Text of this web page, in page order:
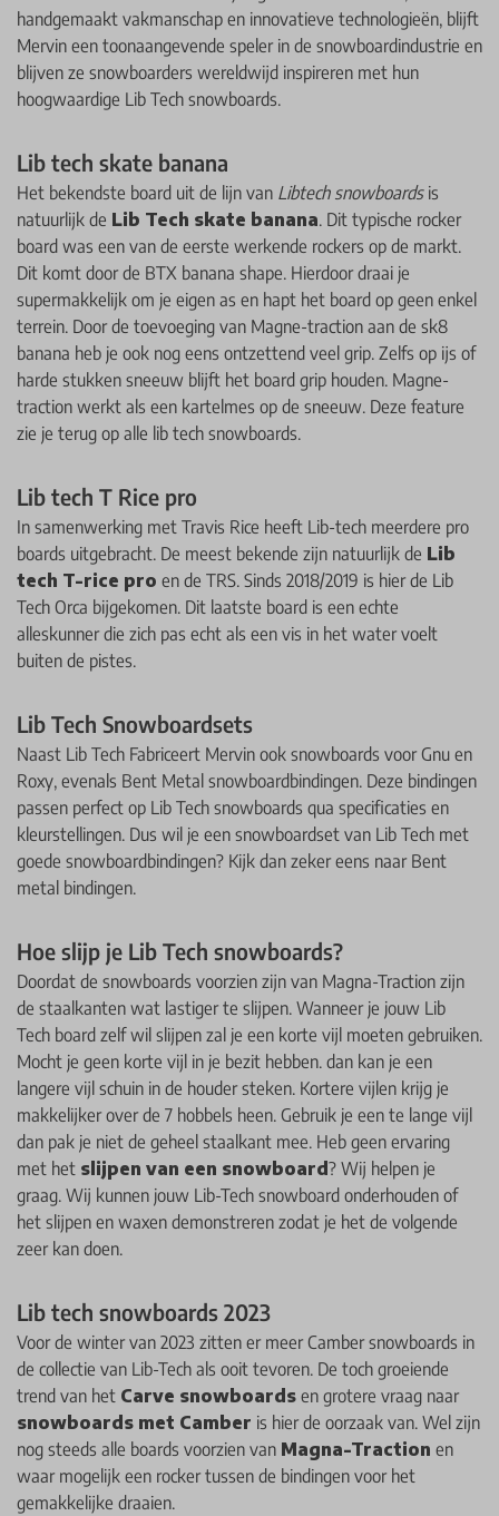
handgemaakt vakmanschap en innovatieve technologieën, blijft
Mervin een toonaangevende speler in de snowboardindustrie en
blijven ze snowboarders wereldwijd inspireren met hun
hoogwaardige Lib Tech snowboards.
Lib tech skate banana
Het bekendste board uit de lijn van Libtech snowboardsis
natuurlijk de Lib Tech skate banana. Dit typische rocker
board was een van de eerste werkende rockers op de markt.
Dit komt door de BTX banana shape. Hierdoor draai je
supermakkelijk om je eigen as en hapt het board op geen enkel
terrein. Door de toevoeging van Magne-traction aan de sk8
banana heb je ook nog eens ontzettend veel grip. Zelfs op ijs of
harde stukken sneeuw blijft het board grip houden. Magne-
traction werkt als een kartelmes op de sneeuw. Deze feature
zie je terug op alle lib tech snowboards.
Lib tech T Rice pro
In samenwerking met Travis Rice heeft Lib-tech meerdere pro
boards uitgebracht. De meest bekende zijn natuurlijk de Lib
tech T-rice pro en de TRS. Sinds 2018/2019 is hier de Lib
Tech Orca bijgekomen. Dit laatste board is een echte
alleskunner die zich pas echt als een vis in het water voelt
buiten de pistes.
Lib Tech Snowboardsets
Naast Lib Tech Fabriceert Mervin ook snowboards voor Gnu en
Roxy, evenals Bent Metal snowboardbindingen. Deze bindingen
passen perfect op Lib Tech snowboards qua specificaties en
kleurstellingen. Dus wil je een snowboardset van Lib Tech met
goede snowboardbindingen? Kijk dan zeker eens naar Bent
metal bindingen.
Hoe slijp je Lib Tech snowboards?
Doordat de snowboards voorzien zijn van Magna-Traction zijn
de staalkanten wat lastiger te slijpen. Wanneer je jouw Lib
Tech board zelf wil slijpen zal je een korte vijl moeten gebruiken.
Mocht je geen korte vijl in je bezit hebben. dan kan je een
langere vijl schuin in de houder steken. Kortere vijlen krijg je
makkelijker over de 7 hobbels heen. Gebruik je een te lange vijl
dan pak je niet de geheel staalkant mee. Heb geen ervaring
met het slijpen van een snowboard? Wij helpen je
graag. Wij kunnen jouw Lib-Tech snowboard onderhouden of
het slijpen en waxen demonstreren zodat je het de volgende
zeer kan doen.
Lib tech snowboards 2023
Voor de winter van 2023 zitten er meer Camber snowboards in
de collectie van Lib-Tech als ooit tevoren. De toch groeiende
trend van het Carve snowboards en grotere vraag naar
snowboards met Camber is hier de oorzaak van. Wel zijn
nog steeds alle boards voorzien van Magna-Traction en
waar mogelijk een rocker tussen de bindingen voor het
gemakkelijke draaien.